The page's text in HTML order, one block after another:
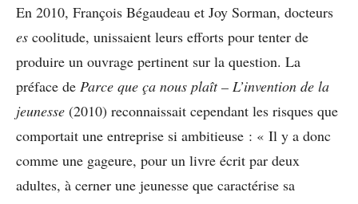
En 2010, François Bégaudeau et Joy Sorman, docteurs
es coolitude, unissaient leurs efforts pour tenter de
produire un ouvrage pertinent sur la question. La
préface de Parce que ça nous plaît – L’invention de la
jeunesse (2010) reconnaissait cependant les risques que
comportait une entreprise si ambitieuse : « Il y a donc
comme une gageure, pour un livre écrit par deux
adultes, à cerner une jeunesse que caractérise sa